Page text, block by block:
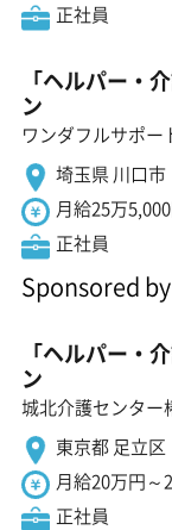
正社員
「ヘルパー・
ン
ワンダフルサポ
埼玉県 川口市
月給25万
正社員
Sponsored by
「ヘルパー・
ン
城北介護センター
東京都 足立区
月給20万円～
正社員